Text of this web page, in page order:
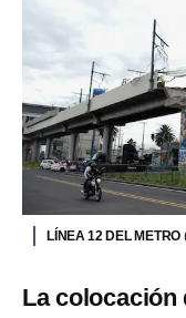
LÍNEA 12 DEL METRO
La colocación